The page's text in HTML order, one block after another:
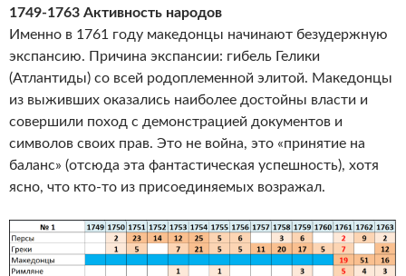
1749-1763 Активность народов
Именно в 1761 году македонцы начинают безудержную
экспансию. Причина экспансии: гибель Гелики
(Атлантиды) со всей родоплеменной элитой. Македонцы
из выживших оказались наиболее достойны власти и
совершили поход с демонстрацией документов и
символов своих прав. Это не война, это «принятие на
баланс» (отсюда эта фантастическая успешность), хотя
ясно, что кто-то из присоединяемых возражал.